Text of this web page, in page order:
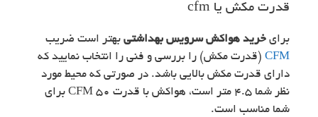
قدرت مکش یا cfm
برای خرید هواکش سرویس بهداشتی بهتر است ضریب
CFM (قدرت مکش) را بررسی و فنی را انتخاب نمایید که
دارای قدرت مکش بالایی باشد. در صورتی که محیط مورد
نظر شما 4.5 متر است، هواکش با قدرت CFM 50 برای
شما مناسب است.